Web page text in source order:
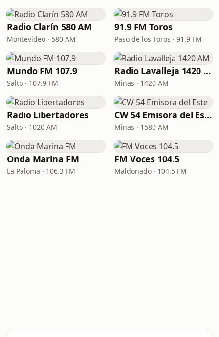
Radio Clarín 580 AM
Montevideo · 580 AM
91.9 FM Toros
Paso de los Toros · 91.9 FM
Mundo FM 107.9
Salto · 107.9 FM
Radio Lavalleja 1420 AM
Minas · 1420 AM
Radio Libertadores
Salto · 1020 AM
CW 54 Emisora del Este
Minas · 1580 AM
Onda Marina FM
La Paloma · 106.3 FM
FM Voces 104.5
Maldonado · 104.5 FM